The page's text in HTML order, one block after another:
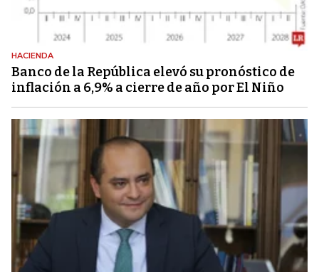
HACIENDA
Banco de la República elevó su pronóstico de
inflación a 6,9% a cierre de año por El Niño